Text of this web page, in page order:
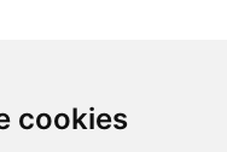
cookies